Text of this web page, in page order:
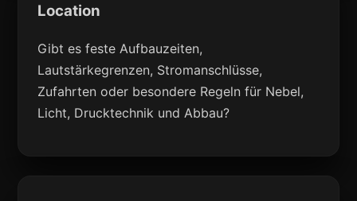
Location
Gibt es feste Aufbauzeiten,
Lautstärkegrenzen, Stromanschlüsse,
Zufahrten oder besondere Regeln für Nebel,
Licht, Drucktechnik und Abbau?